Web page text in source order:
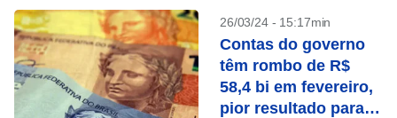
26/03/24 - 15:17min
Contas do governo
têm rombo de R$
58,4 bi em fevereiro,
pior resultado para o